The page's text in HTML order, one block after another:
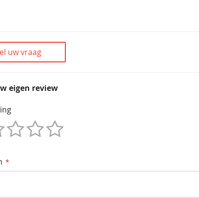
uw vraag
eigen review